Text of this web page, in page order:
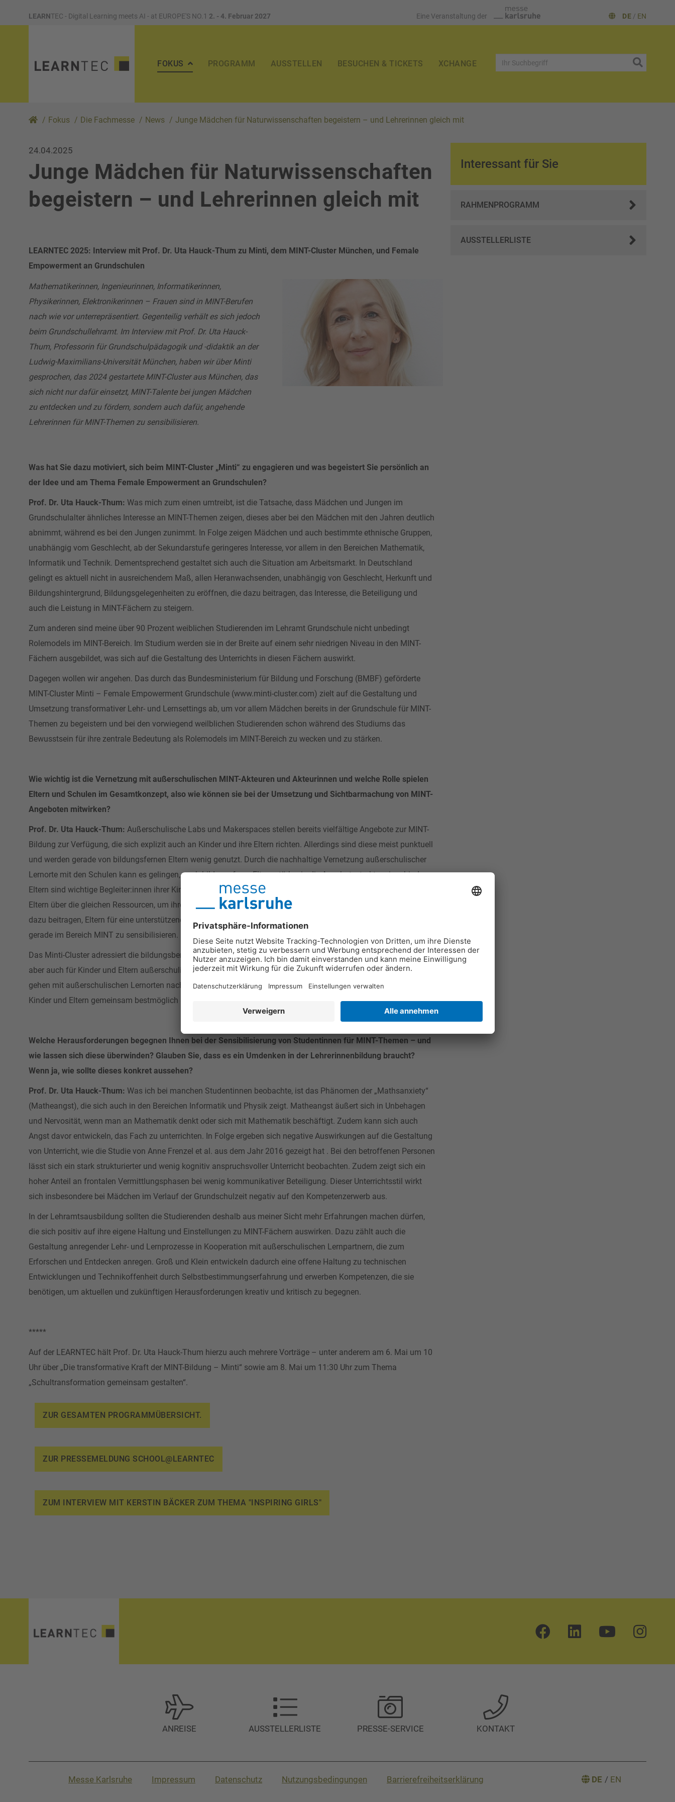
LEARNTEC - Digital Learning meets AI - at EUROPE'S NO.1 2. - 4. Februar 2027 Eine Veranstaltung der DE / EN
FOKUS PROGRAMM AUSSTELLEN BESUCHEN & TICKETS XCHANGE
/ Fokus / Die Fachmesse / News / Junge Mädchen für Naturwissenschaften begeistern – und Lehrerinnen gleich mit
24.04.2025
Junge Mädchen für Naturwissenschaften
begeistern – und Lehrerinnen gleich mit
LEARNTEC 2025: Interview mit Prof. Dr. Uta Hauck-Thum zu Minti, dem MINT-Cluster München, und Female
Empowerment an Grundschulen
Mathematikerinnen, Ingenieurinnen, Informatikerinnen,
Physikerinnen, Elektronikerinnen – Frauen sind in MINT-Berufen
nach wie vor unterrepräsentiert. Gegenteilig verhält es sich jedoch
beim Grundschullehramt. Im Interview mit Prof. Dr. Uta Hauck-
Thum, Professorin für Grundschulpädagogik und -didaktik an der
Ludwig-Maximilians-Universität München, haben wir über Minti
gesprochen, das 2024 gestartete MINT-Cluster aus München, das
sich nicht nur dafür einsetzt, MINT-Talente bei jungen Mädchen
zu entdecken und zu fördern, sondern auch dafür, angehende
Lehrerinnen für MINT-Themen zu sensibilisieren.
Was hat Sie dazu motiviert, sich beim MINT-Cluster „Minti“ zu engagieren und was begeistert Sie persönlich an
der Idee und am Thema Female Empowerment an Grundschulen?
Prof. Dr. Uta Hauck-Thum: Was mich zum einen umtreibt, ist die Tatsache, dass Mädchen und Jungen im
Grundschulalter ähnliches Interesse an MINT-Themen zeigen, dieses aber bei den Mädchen mit den Jahren deutlich
abnimmt, während es bei den Jungen zunimmt. In Folge zeigen Mädchen und auch bestimmte ethnische Gruppen,
unabhängig vom Geschlecht, ab der Sekundarstufe geringeres Interesse, vor allem in den Bereichen Mathematik,
Informatik und Technik. Dementsprechend gestaltet sich auch die Situation am Arbeitsmarkt. In Deutschland
gelingt es aktuell nicht in ausreichendem Maß, allen Heranwachsenden, unabhängig von Geschlecht, Herkunft und
Bildungshintergrund, Bildungsgelegenheiten zu eröffnen, die dazu beitragen, das Interesse, die Beteiligung und
auch die Leistung in MINT-Fächern zu steigern.
Zum anderen sind meine über 90 Prozent weiblichen Studierenden im Lehramt Grundschule nicht unbedingt
Rolemodels im MINT-Bereich. Im Studium werden sie in der Breite auf einem sehr niedrigen Niveau in den MINT-
Fächern ausgebildet, was sich auf die Gestaltung des Unterrichts in diesen Fächern auswirkt.
Dagegen wollen wir angehen. Das durch das Bundesministerium für Bildung und Forschung (BMBF) geförderte
MINT-Cluster Minti – Female Empowerment Grundschule (www.minti-cluster.com) zielt auf die Gestaltung und
Umsetzung transformativer Lehr- und Lernsettings ab, um vor allem Mädchen bereits in der Grundschule für MINT-
Themen zu begeistern und bei den vorwiegend weilblichen Studierenden schon während des Studiums das
Bewusstsein für ihre zentrale Bedeutung als Rolemodels im MINT-Bereich zu wecken und zu stärken.
Wie wichtig ist die Vernetzung mit außerschulischen MINT-Akteuren und Akteurinnen und welche Rolle spielen
Eltern und Schulen im Gesamtkonzept, also wie können sie bei der Umsetzung und Sichtbarmachung von MINT-
Angeboten mitwirken?
Prof. Dr. Uta Hauck-Thum: Außerschulische Labs und Makerspaces stellen bereits vielfältige Angebote zur MINT-
Bildung zur Verfügung, die sich explizit auch an Kinder und ihre Eltern richten. Allerdings sind diese meist punktuell
und werden gerade von bildungsfernen Eltern wenig genutzt. Durch die nachhaltige Vernetzung außerschulischer
Lernorte mit den Schulen kann es gelingen, auch bildungsferne Eltern stärker in die Angebotsstruktur einzubinden.
Eltern sind wichtige Begleiter:innen ihrer Kinder auf dem Weg in das berufliche Leben. Jedoch verfügen nicht alle
Eltern über die gleichen Ressourcen, um ihre Kinder optimal zu unterstützen. Deshalb braucht es Angebote, die
dazu beitragen, Eltern für eine unterstützende Begleitung von Mädchen und Jungen bei ihrer Lernentwicklung
gerade im Bereich MINT zu sensibilisieren.
Das Minti-Cluster adressiert die bildungsbenachteiligten Kinder über sogenannte Minti-Clubs an den Schulen, bietet
aber auch für Kinder und Eltern außerschulische Angebote an, die gemeinsam besucht werden können. Schulen
gehen mit außerschulischen Lernorten nachhaltige Bildungspartnerschaften ein und öffnen sich gemeinsam, um
Kinder und Eltern gemeinsam bestmöglich auf ihrem Bildungsweg zu unterstützen.
Welche Herausforderungen begegnen Ihnen bei der Sensibilisierung von Studentinnen für MINT-Themen – und
wie lassen sich diese überwinden? Glauben Sie, dass es ein Umdenken in der Lehrerinnenbildung braucht?
Wenn ja, wie sollte dieses konkret aussehen?
Prof. Dr. Uta Hauck-Thum: Was ich bei manchen Studentinnen beobachte, ist das Phänomen der „Mathsanxiety“
(Matheangst), die sich auch in den Bereichen Informatik und Physik zeigt. Matheangst äußert sich in Unbehagen
und Nervosität, wenn man an Mathematik denkt oder sich mit Mathematik beschäftigt. Zudem kann sich auch
Angst davor entwickeln, das Fach zu unterrichten. In Folge ergeben sich negative Auswirkungen auf die Gestaltung
von Unterricht, wie die Studie von Anne Frenzel et al. aus dem Jahr 2016 gezeigt hat . Bei den betroffenen Personen
lässt sich ein stark strukturierter und wenig kognitiv anspruchsvoller Unterricht beobachten. Zudem zeigt sich ein
hoher Anteil an frontalen Vermittlungsphasen bei wenig kommunikativer Beteiligung. Dieser Unterrichtsstil wirkt
sich insbesondere bei Mädchen im Verlauf der Grundschulzeit negativ auf den Kompetenzerwerb aus.
In der Lehramtsausbildung sollten die Studierenden deshalb aus meiner Sicht mehr Erfahrungen machen dürfen,
die sich positiv auf ihre eigene Haltung und Einstellungen zu MINT-Fächern auswirken. Dazu zählt auch die
Gestaltung anregender Lehr- und Lernprozesse in Kooperation mit außerschulischen Lernpartnern, die zum
Erforschen und Entdecken anregen. Groß und Klein entwickeln dadurch eine offene Haltung zu technischen
Entwicklungen und Technikoffenheit durch Selbstbestimmungserfahrung und erwerben Kompetenzen, die sie
benötigen, um aktuellen und zukünftigen Herausforderungen kreativ und kritisch zu begegnen.
*****
Auf der LEARNTEC hält Prof. Dr. Uta Hauck-Thum hierzu auch mehrere Vorträge – unter anderem am 6. Mai um 10
Uhr über „Die transformative Kraft der MINT-Bildung – Minti“ sowie am 8. Mai um 11:30 Uhr zum Thema
„Schultransformation gemeinsam gestalten“.
ZUR GESAMTEN PROGRAMMÜBERSICHT.
ZUR PRESSEMELDUNG SCHOOL@LEARNTEC
ZUM INTERVIEW MIT KERSTIN BÄCKER ZUM THEMA "INSPIRING GIRLS"
Interessant für Sie
RAHMENPROGRAMM
AUSSTELLERLISTE
ANREISE AUSSTELLERLISTE PRESSE-SERVICE KONTAKT
Messe Karlsruhe Impressum Datenschutz Nutzungsbedingungen Barrierefreiheitserklärung DE / EN